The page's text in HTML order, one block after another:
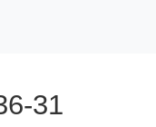
31